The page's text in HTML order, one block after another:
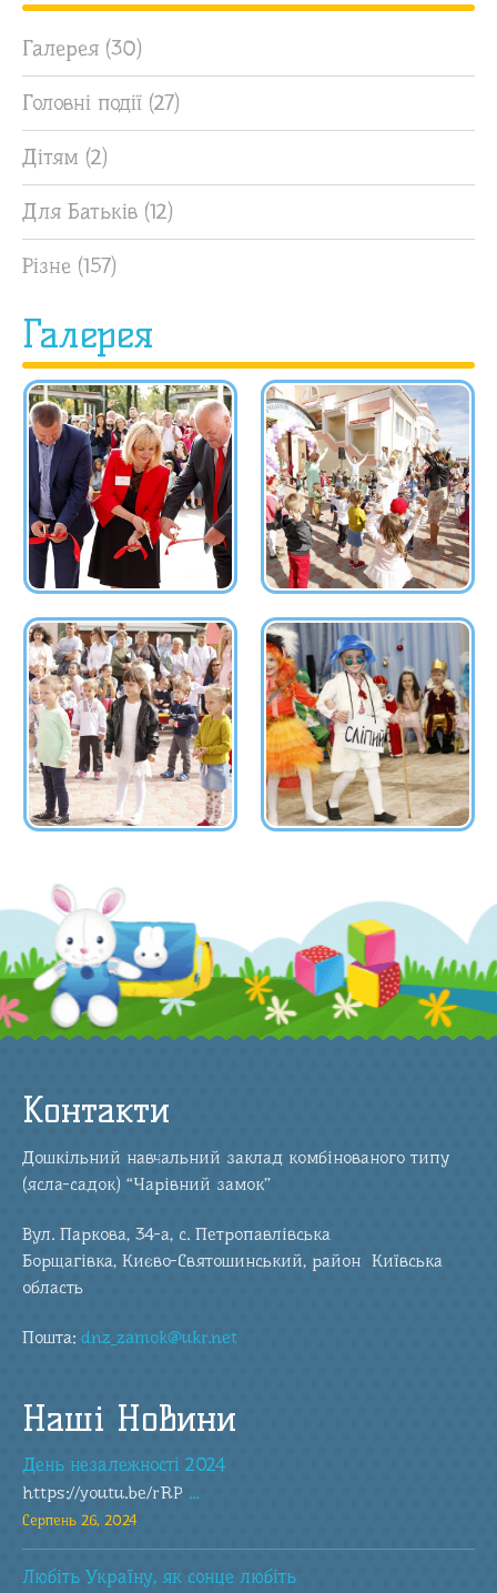
Галерея (30)
Головні події (27)
Дітям (2)
Для Батьків (12)
Різне (157)
Галерея
Контакти
Дошкільний навчальний заклад комбінованого типу
(ясла-садок) “Чарівний замок”
Вул. Паркова, 34-а, с. Петропавлівська
Борщагівка, Києво-Святошинський, район Київська
область
Пошта:dnz_zamok@ukr.net
Наші Новини
День незалежності 2024
https://youtu.be/rRP ...
Серпень 26, 2024
Любіть Україну, як сонце любіть